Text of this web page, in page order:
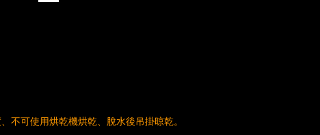
不可使用烘乾機烘乾、脫水後吊掛晾乾。